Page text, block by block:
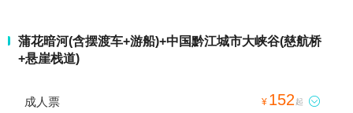
蒲花暗河(含摆渡车+游船)+中国黔江城市大峡谷(慈航桥
+悬崖栈道)
成人票 ¥ 152 起 